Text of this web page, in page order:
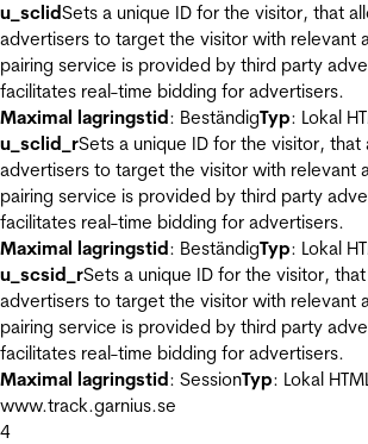
u_sclidSets a unique ID for the visitor, that
advertisers to target the visitor with relevant
pairing service is provided by third party
facilitates real-time bidding for advertisers.
Maximal lagringstid: BeständigTyp: Lokal
u_sclid_rSets a unique ID for the visitor,
advertisers to target the visitor with relevant
pairing service is provided by third party
facilitates real-time bidding for advertisers.
Maximal lagringstid: BeständigTyp: Lokal
u_scsid_rSets a unique ID for the visitor,
advertisers to target the visitor with relevant
pairing service is provided by third party
facilitates real-time bidding for advertisers.
Maximal lagringstid: SessionTyp: Lokal
www.track.garnius.se
4